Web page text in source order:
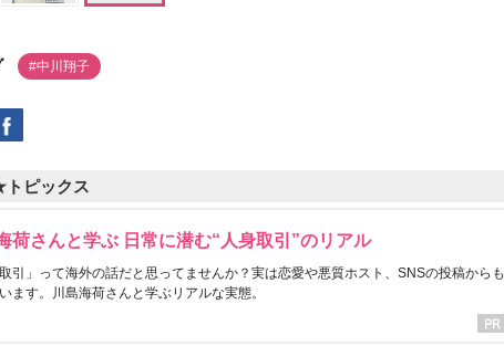
#中川翔子
ピックス
荷さんと学ぶ 日常に潜む“人身取引”のリアル
取引」って海外の話だと思ってませんか？実は恋愛や悪質ホスト、SNSの投稿からも
ます。川島海荷さんと学ぶリアルな実態。